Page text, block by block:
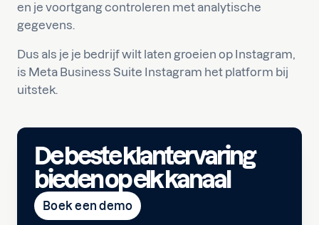
en je voortgang controleren met analytische
gegevens.
Dus als je je bedrijf wilt laten groeien op Instagram,
is Meta Business Suite Instagram het platform bij
uitstek.
De beste klantervaring
bieden op elk kanaal
Boek een demo